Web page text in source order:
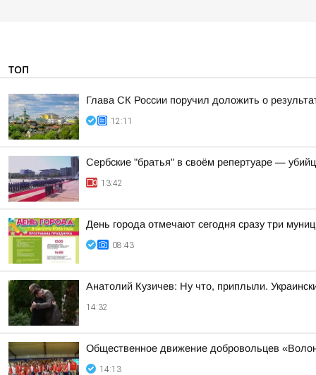
ТОП
Глава СК России поручил доложить о
12:11
Сербские "братья" в своём репертуаре —
13:42
День города отмечают сегодня сразу три
08:43
Анатолий Кузичев: Ну что, приплыли.
14:32
Общественное движение добровольцев
14:13